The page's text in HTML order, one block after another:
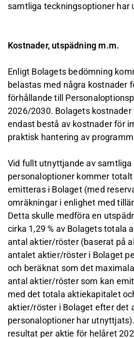
samtliga teckningsoptioner har
Kostnader, utspädning m.m.
Enligt Bolagets bedömning
belastas med några kostnader
förhållande till
2026/2030. Bolagets
endast bestå av kostnader för
praktisk hantering av
Vid fullt utnyttjande av samtliga
personaloptioner kommer
emitteras i Bolaget (med
omräkningar i enlighet med
Detta skulle medföra en
cirka 1,29 % av Bolagets totala
antal aktier/röster (baserat på
antalet aktier/röster i Bolaget
och beräknat som det
antal aktier/röster som kan
med det totala aktiekapitalet
aktier/röster i Bolaget efter det
personaloptioner har
resultat per aktie för helåret